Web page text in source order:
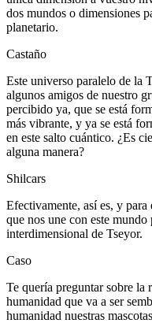
dos mundos o dimensiones
planetario.
Castaño
Este universo paralelo de la
algunos amigos de nuestro
percibido ya, que se está
más vibrante, y ya se está
en este salto cuántico. ¿Es
alguna manera?
Shilcars
Efectivamente, así es, y
que nos une con este
interdimensional de Tseyor.
Caso
Te quería preguntar sobre la
humanidad que va a ser
humanidad nuestras